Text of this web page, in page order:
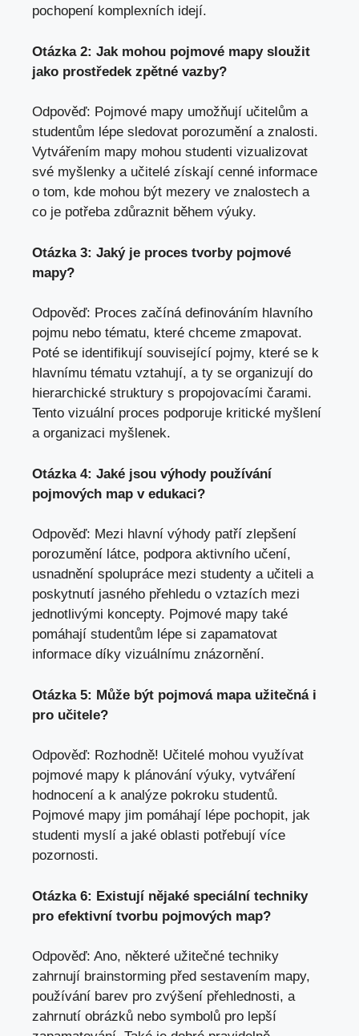
pochopení komplexních idejí.
Otázka 2: Jak mohou pojmové mapy sloužit
jako prostředek zpětné vazby?
Odpověď: Pojmové‌ mapy umožňují učitelům a
studentům lépe sledovat porozumění a ⁤znalosti.
Vytvářením ⁣mapy mohou studenti vizualizovat
své myšlenky a ⁢učitelé ⁢získají cenné⁢ informace
o tom, kde mohou být ​mezery ⁢ve⁤ znalostech a ​
co⁢ je potřeba zdůraznit⁣ během⁤ výuky.
Otázka 3: Jaký ⁤je​ proces ‌tvorby pojmové
mapy?
Odpověď: ‍Proces⁣ začíná definováním‍ hlavního
pojmu nebo ‌tématu, které chceme zmapovat.
Poté‌ se identifikují související pojmy, které se⁣ k
hlavnímu tématu vztahují, a⁤ ty ⁢se organizují ‍do
hierarchické struktury s propojovacími⁣ čarami.
Tento vizuální ‍proces podporuje kritické myšlení
a‍ organizaci myšlenek.
Otázka 4: Jaké ‍jsou ‌výhody používání
pojmových map v edukaci?
Odpověď: Mezi hlavní výhody patří zlepšení
porozumění látce,‍ podpora aktivního učení,‌
usnadnění spolupráce mezi studenty a⁢ učiteli a
poskytnutí jasného⁣ přehledu o vztazích mezi
jednotlivými koncepty. Pojmové ⁣mapy⁢ také​
pomáhají⁤ studentům‌ lépe si zapamatovat​
informace díky⁤ vizuálnímu ⁢znázornění.
Otázka 5: Může být pojmová mapa ‌užitečná i
pro‍ učitele?
Odpověď: ⁢Rozhodně! Učitelé mohou ⁢využívat
pojmové mapy k plánování ⁢výuky, vytváření
hodnocení​ a ​k analýze pokroku studentů.
Pojmové ⁢mapy⁣ jim pomáhají lépe pochopit, jak
studenti myslí⁢ a⁤ jaké ​oblasti potřebují více
pozornosti.
Otázka 6: ‌Existují nějaké speciální⁢ techniky⁢
pro efektivní tvorbu pojmových map?
Odpověď: Ano, některé užitečné techniky
zahrnují brainstorming před sestavením mapy,
používání barev pro zvýšení přehlednosti, a
⁢zahrnutí‍ obrázků nebo symbolů pro lepší